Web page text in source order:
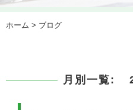
ホーム > ブログ
月別一覧: